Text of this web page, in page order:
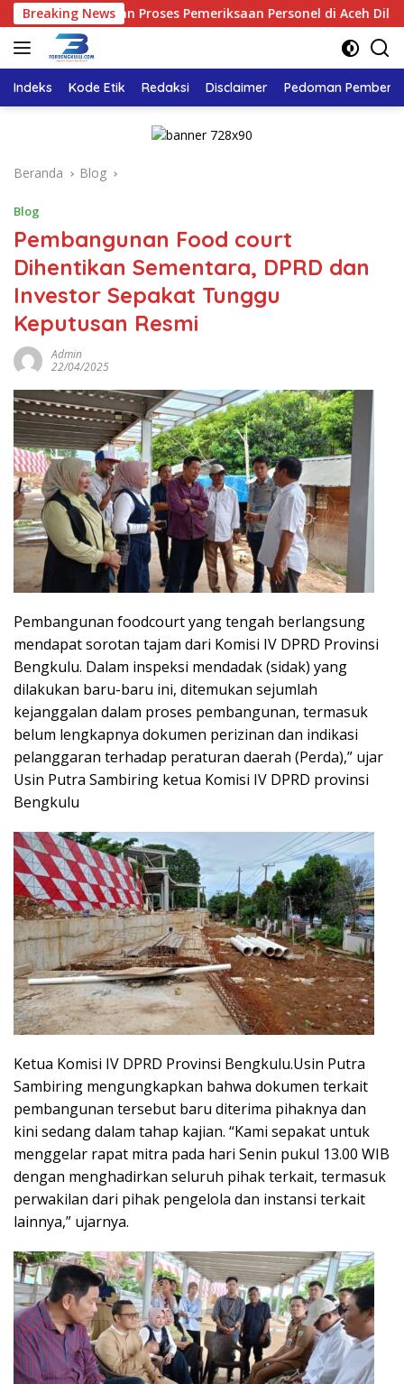
Langsung
ke
konten
Breaking News
Pastikan Proses Pemeriksaan Personel di Aceh Dilaksanakan
Indeks Kode Etik Redaksi Disclaimer Pedoman
Beranda Blog
Blog
Pembangunan Food court
Dihentikan Sementara, DPRD dan
Investor Sepakat Tunggu
Keputusan Resmi
Admin
22/04/2025
Pembangunan foodcourt yang tengah berlangsung
mendapat sorotan tajam dari Komisi IV DPRD Provinsi
Bengkulu. Dalam inspeksi mendadak (sidak) yang
dilakukan baru-baru ini, ditemukan sejumlah
kejanggalan dalam proses pembangunan, termasuk
belum lengkapnya dokumen perizinan dan indikasi
pelanggaran terhadap peraturan daerah (Perda),” ujar
Usin Putra Sambiring ketua Komisi IV DPRD provinsi
Bengkulu
Ketua Komisi IV DPRD Provinsi Bengkulu.Usin Putra
Sambiring mengungkapkan bahwa dokumen terkait
pembangunan tersebut baru diterima pihaknya dan
kini sedang dalam tahap kajian. “Kami sepakat untuk
menggelar rapat mitra pada hari Senin pukul 13.00 WIB
dengan menghadirkan seluruh pihak terkait, termasuk
perwakilan dari pihak pengelola dan instansi terkait
lainnya,” ujarnya.